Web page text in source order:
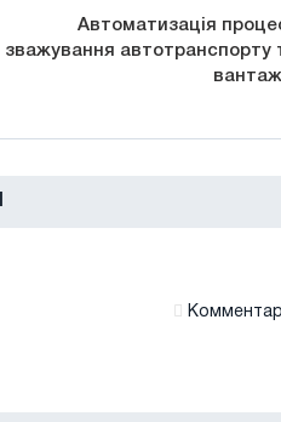
Автоматизація
зважування автотранспорту